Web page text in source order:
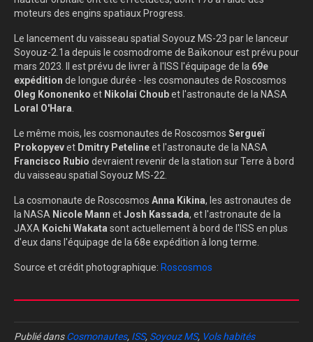
moteurs des engins spatiaux Progress.
Le lancement du vaisseau spatial Soyouz MS-23 par le lanceur
Soyouz-2.1a depuis le cosmodrome de Baïkonour est prévu pour
mars 2023. Il est prévu de livrer à l'ISS l'équipage de la 69e
expédition de longue durée - les cosmonautes de Roscosmos
Oleg Kononenko et Nikolai Choubet l'astronaute de la NASA
Loral O'Hara.
Le même mois, les cosmonautes de Roscosmos Sergueï
Prokopyevet Dmitry Petelineet l'astronaute de la NASA
Francisco Rubio devraient revenir de la station sur Terre à bord
du vaisseau spatial Soyouz MS-22.
La cosmonaute de Roscosmos Anna Kikina, les astronautes de
la NASA Nicole Mann etJosh Kassada, et l'astronaute de la
JAXA Koichi Wakata sont actuellement à bord de l'ISS en plus
d'eux dans l'équipage de la 68e expédition à long terme.
Source et crédit photographique: Roscosmos
Publié dansCosmonautes, ISS, Soyouz MS, Vols habités